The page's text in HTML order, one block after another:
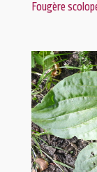
Fougère